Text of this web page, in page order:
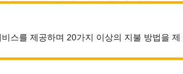
스를 제공하며 20가지 이상의 지불 방법을 제